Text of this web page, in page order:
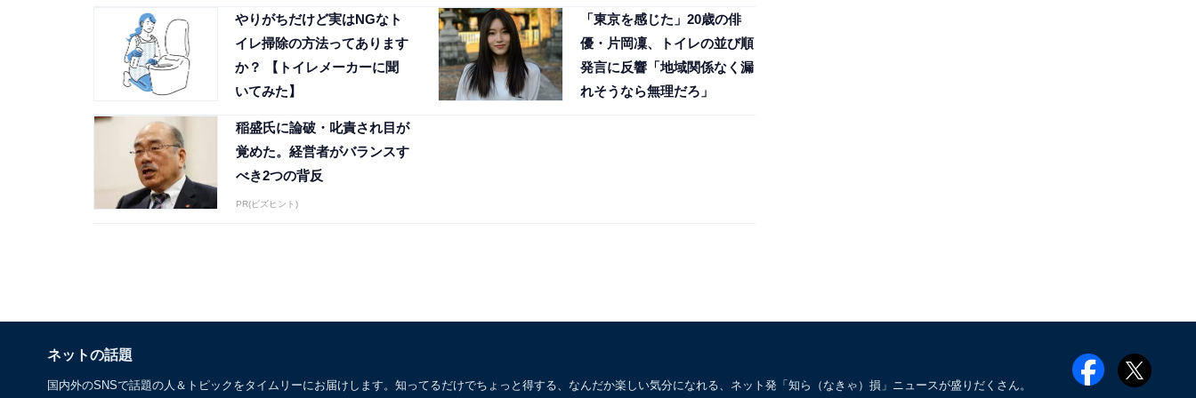
やりがちだけど実はNGなト
イレ掃除の方法ってあります
か？ 【トイレメーカーに聞
いてみた】
「東京を感じた」20歳の俳
優・片岡凜、トイレの並び順
発言に反響「地域関係なく漏
れそうなら無理だろ」
稲盛氏に論破・叱責され目が
覚めた。経営者がバランスす
べき2つの背反
PR(ビズヒント)
ネットの話題
国内外のSNSで話題の人＆トピックをタイムリーにお届けします。知ってるだけでちょっと得する、なんだか楽しい気分になれる、ネット発「知ら（なきゃ）損」ニュースが盛りだくさん。